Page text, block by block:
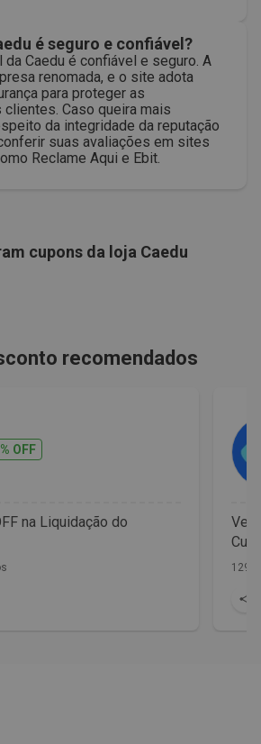
é seguro e confiável?
Caedu é confiável e seguro. A
renomada, e o site adota
para proteger as
Caso queira mais
da integridade da reputação
suas avaliações em sites
Reclame Aqui e Ebit.
cupons da loja Caedu
recomendados
OFF
na Liquidação do
Vet
1298